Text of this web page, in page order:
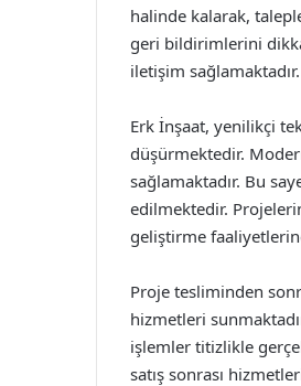
halinde kalarak,
geri bildirimlerini
iletişim
Erk İnşaat, yenilikçi
düşürmektedir.
sağlamaktadır. Bu
edilmektedir.
geliştirme
Proje tesliminden
hizmetleri
işlemler titizlikle
satış sonrası